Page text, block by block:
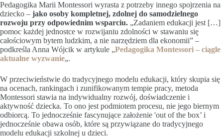
Pedagogika Marii Montessori wyrasta z potrzeby innego spojrzenia na
dziecko – jako osoby kompletnej, zdolnej do samodzielnego
rozwoju przy odpowiednim wsparciu. „Zadaniem edukacji jest […]
pomoc każdej jednostce w rozwijaniu zdolności w stawaniu się
całościowym bytem ludzkim, a nie narzędziem dla ekonomii” –
podkreśla Anna Wójcik w artykule „Pedagogika Montessori – ciągle
aktualne wyzwanie„.
W przeciwieństwie do tradycyjnego modelu edukacji, który skupia się
na ocenach, rankingach i zunifikowanym tempie pracy, metoda
Montessori stawia na indywidualny rozwój, doświadczenie i
aktywność dziecka. To ono jest podmiotem procesu, nie jego biernym
odbiorcą. To jednocześnie fascynujące założenie 'out of the box’ i
jednocześnie obawa osób, które są przywiązane do tradycyjnego
modelu edukacji szkolnej u dzieci.